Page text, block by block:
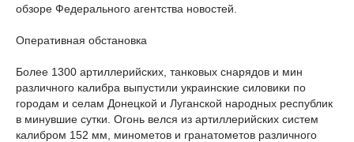
обзоре Федерального агентства новостей.
Оперативная обстановка
Более 1300 артиллерийских, танковых снарядов и мин
различного калибра выпустили украинские силовики по
городам и селам Донецкой и Луганской народных республик
в минувшие сутки. Огонь велся из артиллерийских систем
калибром 152 мм, минометов и гранатометов различного